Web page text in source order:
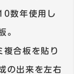
数年使用し
。
複合板を貼り
の出来を左右